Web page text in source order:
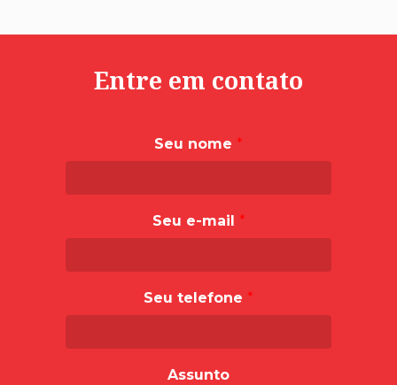
Entre em contato
Seu nome *
Seu e-mail *
Seu telefone *
Assunto